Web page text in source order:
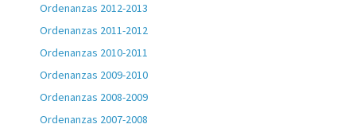
Ordenanzas 2012-2013
Ordenanzas 2011-2012
Ordenanzas 2010-2011
Ordenanzas 2009-2010
Ordenanzas 2008-2009
Ordenanzas 2007-2008